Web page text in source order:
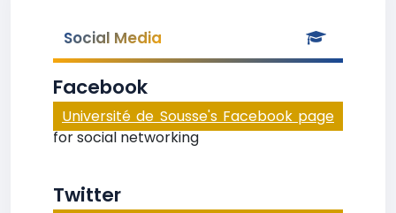
Social Media
Facebook
Université de Sousse's Facebook page
for social networking
Twitter